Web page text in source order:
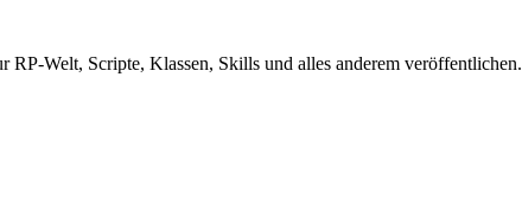
Welt, Scripte, Klassen, Skills und alles anderem veröffentlichen.